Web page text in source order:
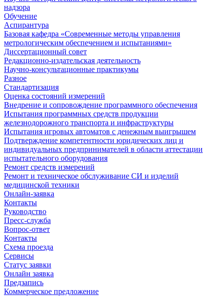
надзора
Обучение
Аспирантура
Базовая кафедра «Современные методы управления
метрологическим обеспечением и испытаниями»
Диссертационный совет
Редакционно-издательская деятельность
Научно-консультационные практикумы
Разное
Стандартизация
Оценка состояний измерений
Внедрение и сопровождение программного обеспечения
Испытания программных средств продукции
железнодорожного транспорта и инфраструктуры
Испытания игровых автоматов с денежным выигрышем
Подтверждение компетентности юридических лиц и
индивидуальных предпринимателей в области аттестации
испытательного оборудования
Ремонт средств измерений
Ремонт и техническое обслуживание СИ и изделий
медицинской техники
Онлайн-заявка
Контакты
Руководство
Пресс-служба
Вопрос-ответ
Контакты
Схема проезда
Сервисы
Статус заявки
Онлайн заявка
Предзапись
Коммерческое предложение